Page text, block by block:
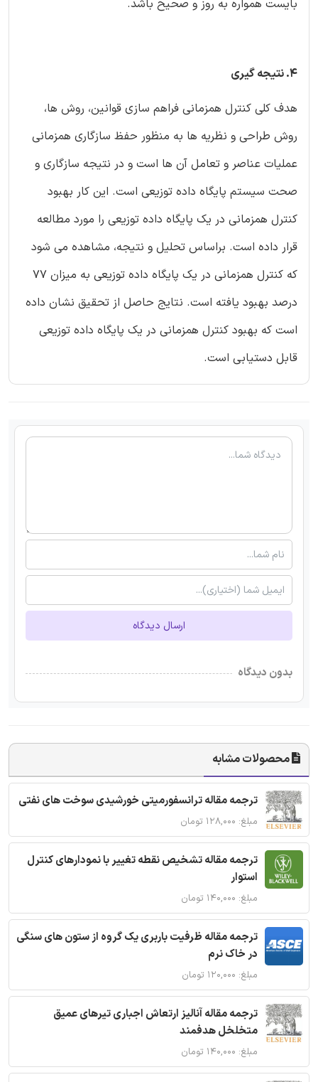
بایست همواره به روز و صحیح باشد.
4. نتیجه گیری
هدف کلی کنترل همزمانی فراهم سازی قوانین، روش ها،
روش طراحی و نظریه ها به منظور حفظ سازگاری همزمانی
عملیات عناصر و تعامل آن ها است و در نتیجه سازگاری و
صحت سیستم پایگاه داده توزیعی است. این کار بهبود
کنترل همزمانی در یک پایگاه داده توزیعی را مورد مطالعه
قرار داده است. براساس تحلیل و نتیجه، مشاهده می شود
که کنترل همزمانی در یک پایگاه داده توزیعی به میزان 77
درصد بهبود یافته است. نتایج حاصل از تحقیق نشان داده
است که بهبود کنترل همزمانی در یک پایگاه داده توزیعی
قابل دستیابی است.
ارسال دیدگاه
بدون دیدگاه
محصولات مشابه
ترجمه مقاله ترانسفورمیتی خورشیدی سوخت های نفتی
مبلغ: ۱۲۸,۰۰۰ تومان
ترجمه مقاله تشخیص نقطه تغییر با نمودارهای کنترل
استوار
مبلغ: ۱۴۰,۰۰۰ تومان
ترجمه مقاله ظرفیت باربری یک گروه از ستون های سنگی
در خاک نرم
مبلغ: ۱۲۰,۰۰۰ تومان
ترجمه مقاله آنالیز ارتعاش اجباری تیرهای عمیق
متخلخل هدفمند
مبلغ: ۱۴۰,۰۰۰ تومان